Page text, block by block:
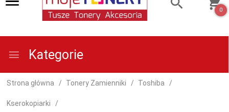
0
Kategorie
Strona główna Tonery Zamienniki Toshiba
Kserokopiarki